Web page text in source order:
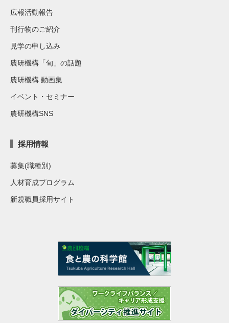
広報活動報告
刊行物のご紹介
見学の申し込み
農研機構「旬」の話題
農研機構 動画集
イベント・セミナー
農研機構SNS
採用情報
募集(職種別)
人材育成プログラム
新規職員採用サイト